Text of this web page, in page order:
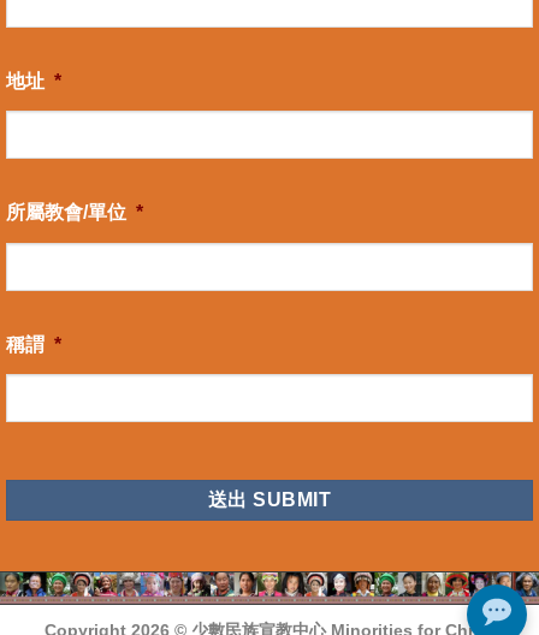
地址 *
所屬教會/單位 *
稱謂 *
Copyright 2026 © 少數民族宣教中心 Minorities for Christ